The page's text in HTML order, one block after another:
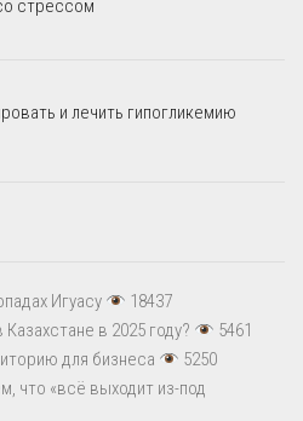
стрессом
и лечить гипогликемию
Игуасу
18437
в 2025 году?
5461
для бизнеса
5250
что «всё выходит из-под